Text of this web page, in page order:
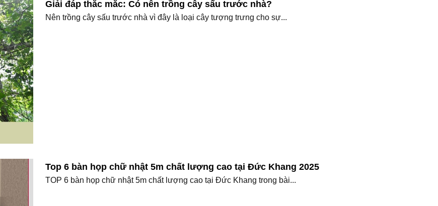
Giải đáp thắc mắc: Có nên trồng cây sấu trước nhà?
Nên trồng cây sấu trước nhà vì đây là loại cây tượng trưng cho sự...
Top 6 bàn họp chữ nhật 5m chất lượng cao tại Đức Khang 2025
TOP 6 bàn họp chữ nhật 5m chất lượng cao tại Đức Khang trong bài...